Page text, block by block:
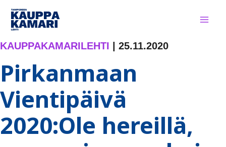
Siirry
sisältöön
KAUPPAKAMARILEHTI 25.11.2020
Pirkanmaan
Vientipäivä
2020:Ole hereillä,